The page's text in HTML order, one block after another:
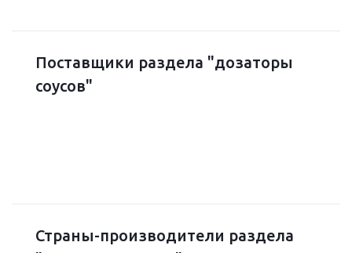
Поставщики раздела "дозаторы
соусов"
Страны-производители раздела